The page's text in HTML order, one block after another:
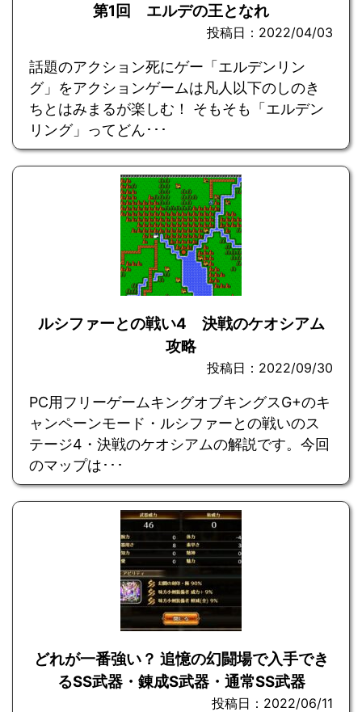
第1回 エルデの王となれ
投稿日：2022/04/03
話題のアクション死にゲー「エルデンリン
グ」をアクションゲームは凡人以下のしのき
ちとはみまるが楽しむ！ そもそも「エルデン
リング」ってどん･･･
ルシファーとの戦い4 決戦のケオシアム
攻略
投稿日：2022/09/30
PC用フリーゲームキングオブキングスG+のキ
ャンペーンモード・ルシファーとの戦いのス
テージ4・決戦のケオシアムの解説です。今回
のマップは･･･
どれが一番強い？ 追憶の幻闘場で入手でき
るSS武器・錬成S武器・通常SS武器
投稿日：2022/06/11